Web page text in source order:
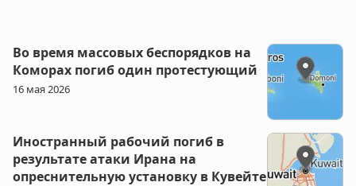
Во время массовых беспорядков на
Коморах погиб один протестующий
16 мая 2026
Иностранный рабочий погиб в
результате атаки Ирана на
опреснительную установку в Кувейте